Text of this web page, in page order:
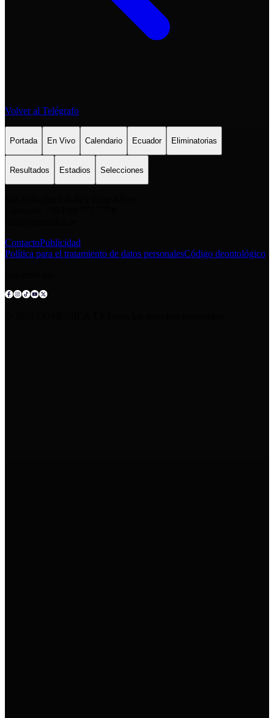
Volver al Telégrafo
Portada En Vivo Calendario Ecuador Eliminatorias
Resultados Estadios Selecciones
ContactoPublicidad
Política para el tratamiento de datos personalesCódigo deontológico